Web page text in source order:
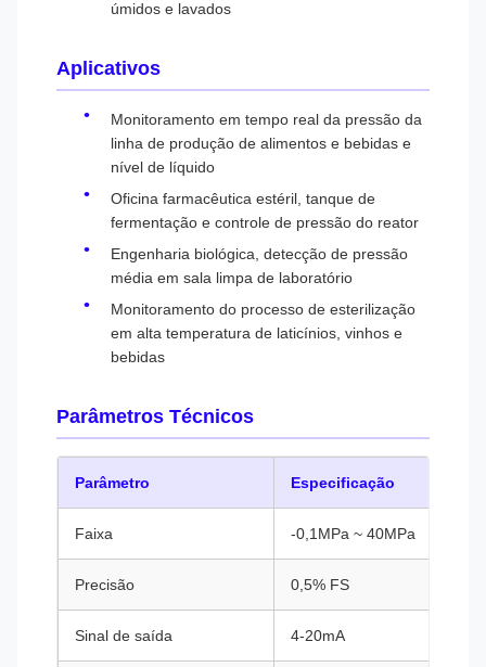
úmidos e lavados
Aplicativos
Monitoramento em tempo real da pressão da
linha de produção de alimentos e bebidas e
nível de líquido
Oficina farmacêutica estéril, tanque de
fermentação e controle de pressão do reator
Engenharia biológica, detecção de pressão
média em sala limpa de laboratório
Monitoramento do processo de esterilização
em alta temperatura de laticínios, vinhos e
bebidas
Parâmetros Técnicos
Parâmetro Especificação
Faixa -0,1MPa ~ 40MPa
Precisão 0,5% FS
Sinal de saída 4-20mA